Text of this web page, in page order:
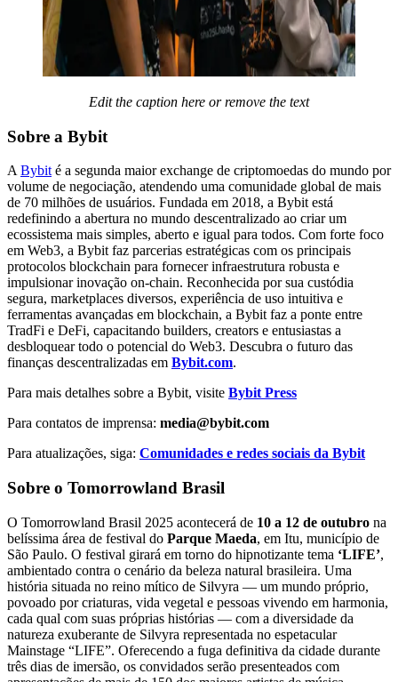
Edit the caption here or remove the text
Sobre a Bybit
A Bybit é a segunda maior exchange de criptomoedas do mundo por
volume de negociação, atendendo uma comunidade global de mais
de 70 milhões de usuários. Fundada em 2018, a Bybit está
redefinindo a abertura no mundo descentralizado ao criar um
ecossistema mais simples, aberto e igual para todos. Com forte foco
em Web3, a Bybit faz parcerias estratégicas com os principais
protocolos blockchain para fornecer infraestrutura robusta e
impulsionar inovação on-chain. Reconhecida por sua custódia
segura, marketplaces diversos, experiência de uso intuitiva e
ferramentas avançadas em blockchain, a Bybit faz a ponte entre
TradFi e DeFi, capacitando builders, creators e entusiastas a
desbloquear todo o potencial do Web3. Descubra o futuro das
finanças descentralizadas em Bybit.com.
Para mais detalhes sobre a Bybit, visite Bybit Press
Para contatos de imprensa: media@bybit.com
Para atualizações, siga: Comunidades e redes sociais da Bybit
Sobre o Tomorrowland Brasil
O Tomorrowland Brasil 2025 acontecerá de 10 a 12 de outubro na
belíssima área de festival do Parque Maeda, em Itu, município de
São Paulo. O festival girará em torno do hipnotizante tema ‘LIFE’,
ambientado contra o cenário da beleza natural brasileira. Uma
história situada no reino mítico de Silvyra — um mundo próprio,
povoado por criaturas, vida vegetal e pessoas vivendo em harmonia,
cada qual com suas próprias histórias — com a diversidade da
natureza exuberante de Silvyra representada no espetacular
Mainstage “LIFE”. Oferecendo a fuga definitiva da cidade durante
três dias de imersão, os convidados serão presenteados com